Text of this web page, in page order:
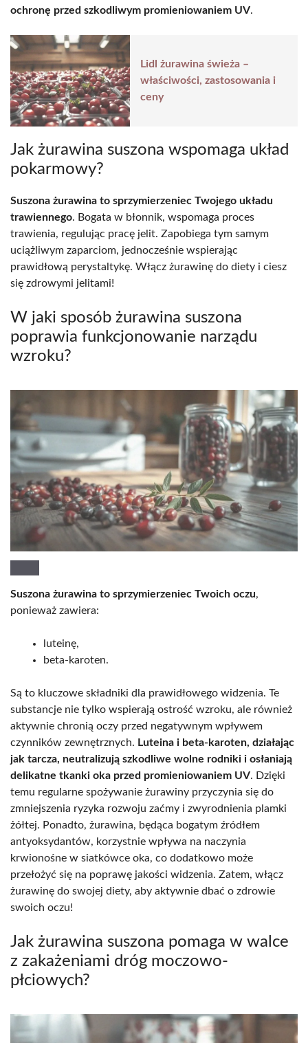
ochronę przed szkodliwym promieniowaniem UV.
Lidl żurawina świeża –
właściwości, zastosowania i
ceny
Jak żurawina suszona wspomaga układ
pokarmowy?
Suszona żurawina to sprzymierzeniec Twojego układu
trawiennego. Bogata w błonnik, wspomaga proces
trawienia, regulując pracę jelit. Zapobiega tym samym
uciążliwym zaparciom, jednocześnie wspierając
prawidłową perystaltykę. Włącz żurawinę do diety i ciesz
się zdrowymi jelitami!
W jaki sposób żurawina suszona
poprawia funkcjonowanie narządu
wzroku?
Suszona żurawina to sprzymierzeniec Twoich oczu,
ponieważ zawiera:
luteinę,
beta-karoten.
Są to kluczowe składniki dla prawidłowego widzenia. Te
substancje nie tylko wspierają ostrość wzroku, ale również
aktywnie chronią oczy przed negatywnym wpływem
czynników zewnętrznych. Luteina i beta-karoten, działając
jak tarcza, neutralizują szkodliwe wolne rodniki i osłaniają
delikatne tkanki oka przed promieniowaniem UV. Dzięki
temu regularne spożywanie żurawiny przyczynia się do
zmniejszenia ryzyka rozwoju zaćmy i zwyrodnienia plamki
żółtej. Ponadto, żurawina, będąca bogatym źródłem
antyoksydantów, korzystnie wpływa na naczynia
krwionośne w siatkówce oka, co dodatkowo może
przełożyć się na poprawę jakości widzenia. Zatem, włącz
żurawinę do swojej diety, aby aktywnie dbać o zdrowie
swoich oczu!
Jak żurawina suszona pomaga w walce
z zakażeniami dróg moczowo-
płciowych?